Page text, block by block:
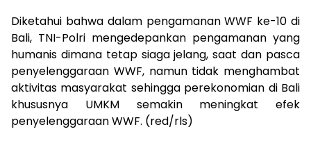
Diketahui bahwa dalam pengamanan WWF ke-10 di
Bali, TNI-Polri mengedepankan pengamanan yang
humanis dimana tetap siaga jelang, saat dan pasca
penyelenggaraan WWF, namun tidak menghambat
aktivitas masyarakat sehingga perekonomian di Bali
khususnya UMKM semakin meningkat efek
penyelenggaraan WWF. (red/rls)